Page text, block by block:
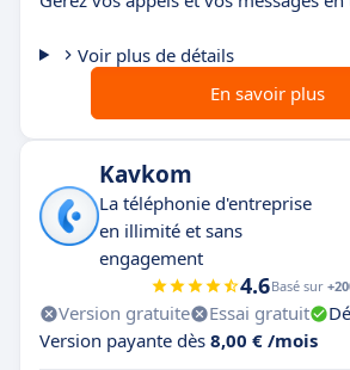
Voir plus de détails
En savoir plus
Kavkom
La téléphonie d'entreprise
en illimité et sans
engagement
4.6Basé sur
Version gratuite Essai gratuit
Version payante dès 8,00 € /mois